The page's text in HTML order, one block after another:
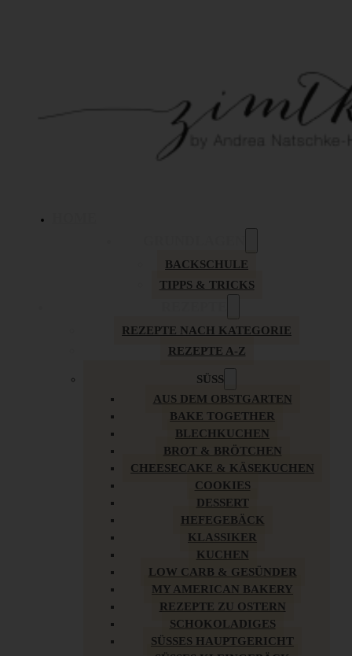
BACKSCHULE
TIPPS & TRICKS
REZEPTE NACH KATEGORIE
REZEPTE A-Z
SÜSS
AUS DEM OBSTGARTEN
BAKE TOGETHER
BLECHKUCHEN
BROT & BRÖTCHEN
CHEESECAKE & KÄSEKUCHEN
COOKIES
DESSERT
HEFEGEBÄCK
KLASSIKER
KUCHEN
LOW CARB & GESÜNDER
MY AMERICAN BAKERY
REZEPTE ZU OSTERN
SCHOKOLADIGES
SÜSSES HAUPTGERICHT